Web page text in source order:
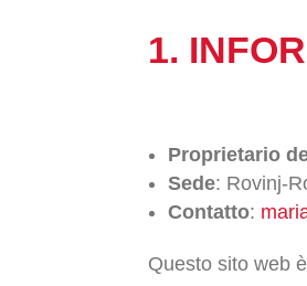
1.
Proprietario
Sede: Rovinj-
Contatto:
Questo sito web